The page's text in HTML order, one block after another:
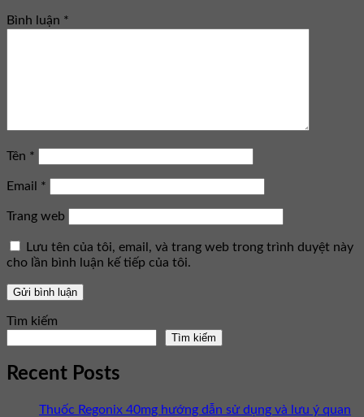
Bình luận *
Tên *
Email *
Trang web
Lưu tên của tôi, email, và trang web trong trình duyệt này
cho lần bình luận kế tiếp của tôi.
Tìm kiếm
Tìm kiếm
Recent Posts
Thuốc Regonix 40mg hướng dẫn sử dụng và lưu ý quan